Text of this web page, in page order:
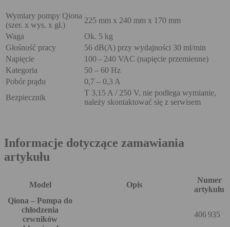
Wymiary pompy Qiona
(szer. x wys. x gł.)
225 mm x 240 mm x 170 mm
Waga
Ok. 5 kg
Głośność pracy
56 dB(A) przy wydajności 30 ml/min
Napięcie
100 – 240 VAC (napięcie przemienne)
Kategoria
50 – 60 Hz
Pobór prądu
0,7 – 0,3 A
Bezpiecznik
T 3,15 A / 250 V, nie podlega wymianie,
należy skontaktować się z serwisem
Informacje dotyczące zamawiania
artykułu
Model Opis
Numer
artykułu
Qiona – Pompa do
chłodzenia
cewników
406 935